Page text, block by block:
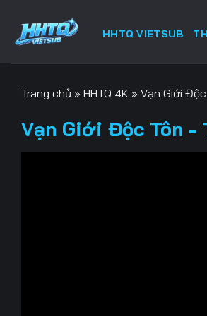
HHTQ VIETSUB
Trang chủ » HHTQ 4K » Vạn Giới
Vạn Giới Độc Tôn -